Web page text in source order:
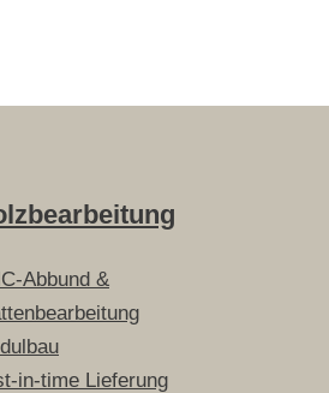
Abbund &
in-time Lieferung